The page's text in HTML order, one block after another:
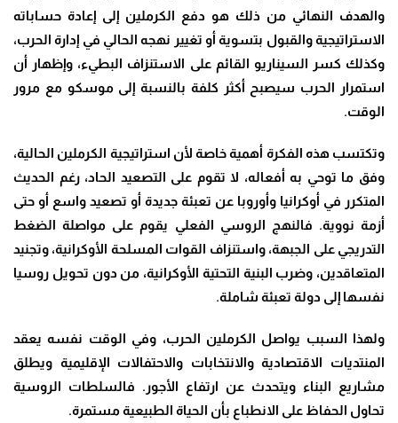
والهدف النهائي من ذلك هو دفع الكرملين إلى إعادة حساباته
الاستراتيجية والقبول بتسوية أو تغيير نهجه الحالي في إدارة الحرب،
وكذلك كسر السيناريو القائم على الاستنزاف البطيء، وإظهار أن
استمرار الحرب سيصبح أكثر كلفة بالنسبة إلى موسكو مع مرور
الوقت.
وتكتسب هذه الفكرة أهمية خاصة لأن استراتيجية الكرملين الحالية،
وفق ما توحي به أفعاله، لا تقوم على التصعيد الحاد، رغم الحديث
المتكرر في أوكرانيا وأوروبا عن تعبئة جديدة أو تصعيد واسع أو حتى
أزمة نووية. فالنهج الروسي الفعلي يقوم على مواصلة الضغط
التدريجي على الجبهة، واستنزاف القوات المسلحة الأوكرانية، وتجنيد
المتعاقدين، وضرب البنية التحتية الأوكرانية، من دون تحويل روسيا
نفسها إلى دولة تعبئة شاملة.
ولهذا السبب يواصل الكرملين الحرب، وفي الوقت نفسه يعقد
المنتديات الاقتصادية والانتخابات والاحتفالات الإقليمية ويطلق
مشاريع البناء ويتحدث عن ارتفاع الأجور. فالسلطات الروسية
تحاول الحفاظ على الانطباع بأن الحياة الطبيعية مستمرة.